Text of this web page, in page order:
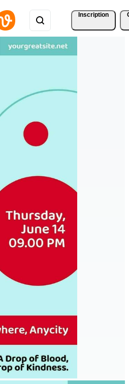
Inscription